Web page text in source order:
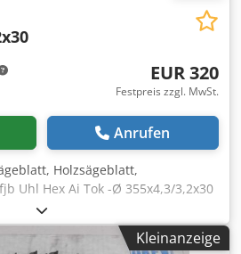
EUR 320
Festpreis zzgl. MwSt.
Anrufen
Holzsägeblatt,
Uhl Hex Ai Tok -Ø 355x4,3/3,2x30
-0904-1041782x HW -UFN-
-Anzahl: 1x vorhanden -Gewicht:
Kleinanzeige